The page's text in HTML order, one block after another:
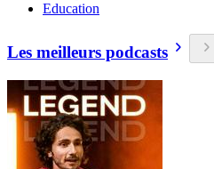
Education
Les meilleurs podcasts